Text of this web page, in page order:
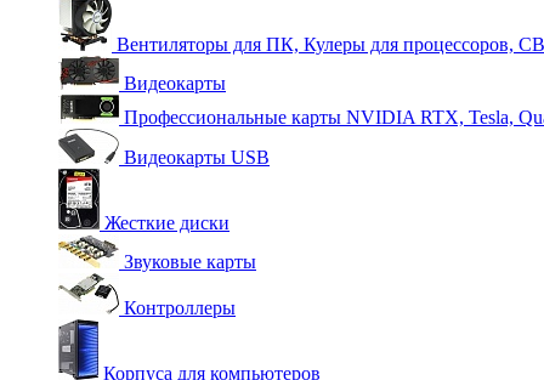
Вентиляторы для ПК, Кулеры для процессоров,
Видеокарты
Профессиональные карты NVIDIA RTX, Tesla,
Видеокарты USB
Жесткие диски
Звуковые карты
Контроллеры
Корпуса для компьютеров